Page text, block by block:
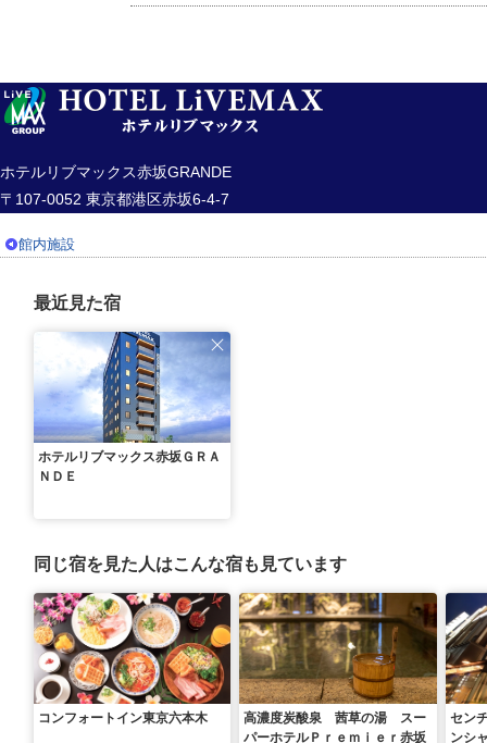
ホテルリブマックス赤坂GRANDE
〒107-0052 東京都港区赤坂6-4-7
館内施設
最近見た宿
ホテルリブマックス赤坂ＧＲＡ
ＮＤＥ
同じ宿を見た人はこんな宿も見ています
コンフォートイン東京六本木
高濃度炭酸泉 茜草の湯 スー
パーホテルＰｒｅｍｉｅｒ赤坂
セン
ンシ